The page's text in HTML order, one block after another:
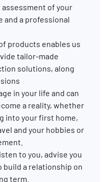
EN FRDE
of your
and a professional
products enables us
tailor-made
solutions, along
in your life and can
a reality, whether
into your first home,
and your hobbies or
to you, advise you
build a relationship on
term.